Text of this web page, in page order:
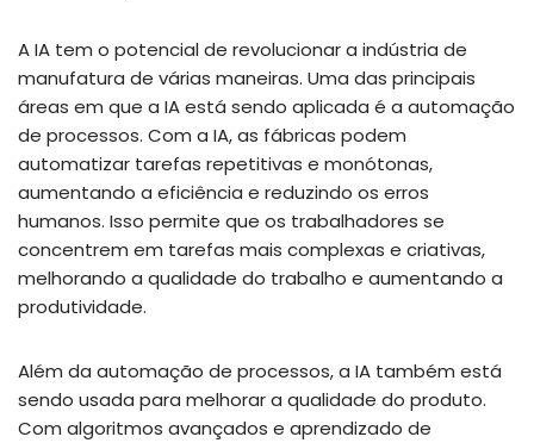
A IA tem o potencial de revolucionar a indústria de
manufatura de várias maneiras. Uma das principais
áreas em que a IA está sendo aplicada é a automação
de processos. Com a IA, as fábricas podem
automatizar tarefas repetitivas e monótonas,
aumentando a eficiência e reduzindo os erros
humanos. Isso permite que os trabalhadores se
concentrem em tarefas mais complexas e criativas,
melhorando a qualidade do trabalho e aumentando a
produtividade.
Além da automação de processos, a IA também está
sendo usada para melhorar a qualidade do produto.
Com algoritmos avançados e aprendizado de